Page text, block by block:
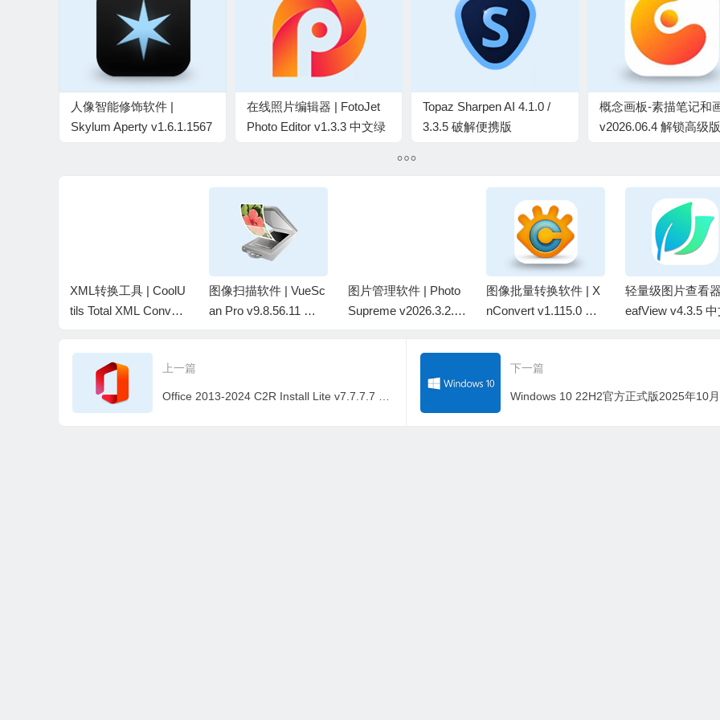
人像智能修饰软件 |
Skylum Aperty v1.6.1.1567
在线照片编辑器 | FotoJet
Photo Editor v1.3.3 中文绿
Topaz Sharpen AI 4.1.0 /
3.3.5 破解便携版
概念画板-素描笔记和
v2026.06.4 解锁高级版
XML转换工具 | CoolU
tils Total XML Convert
版
图像扫描软件 | VueSc
an Pro v9.8.56.11 中
图片管理软件 | Photo
Supreme v2026.3.2.9
图像批量转换软件 | X
nConvert v1.115.0 中
轻量级图片查看
eafView v4.3.5 中
上一篇 下一篇